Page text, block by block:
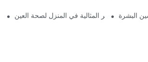
بالضوء الأحمر المثالية في المنزل لصحة العين
البشرة